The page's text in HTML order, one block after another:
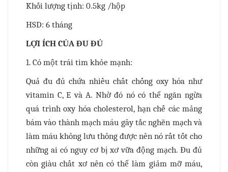
Khối lượng tịnh: 0.5kg /hộp
HSD: 6 tháng
LỢI ÍCH CỦA ĐU ĐỦ
1. Có một trái tim khỏe mạnh:
Quả đu đủ chứa nhiều chất chống oxy hóa như
vitamin C, E và A. Nhờ đó nó có thể ngăn ngừa
quá trình oxy hóa cholesterol, hạn chế các mảng
bám vào thành mạch máu gây tắc nghẽn mạch và
làm máu không lưu thông được nên nó rất tốt cho
những ai có nguy cơ bị xơ vữa động mạch. Đu đủ
còn giàu chất xơ nên có thể làm giảm mỡ máu,